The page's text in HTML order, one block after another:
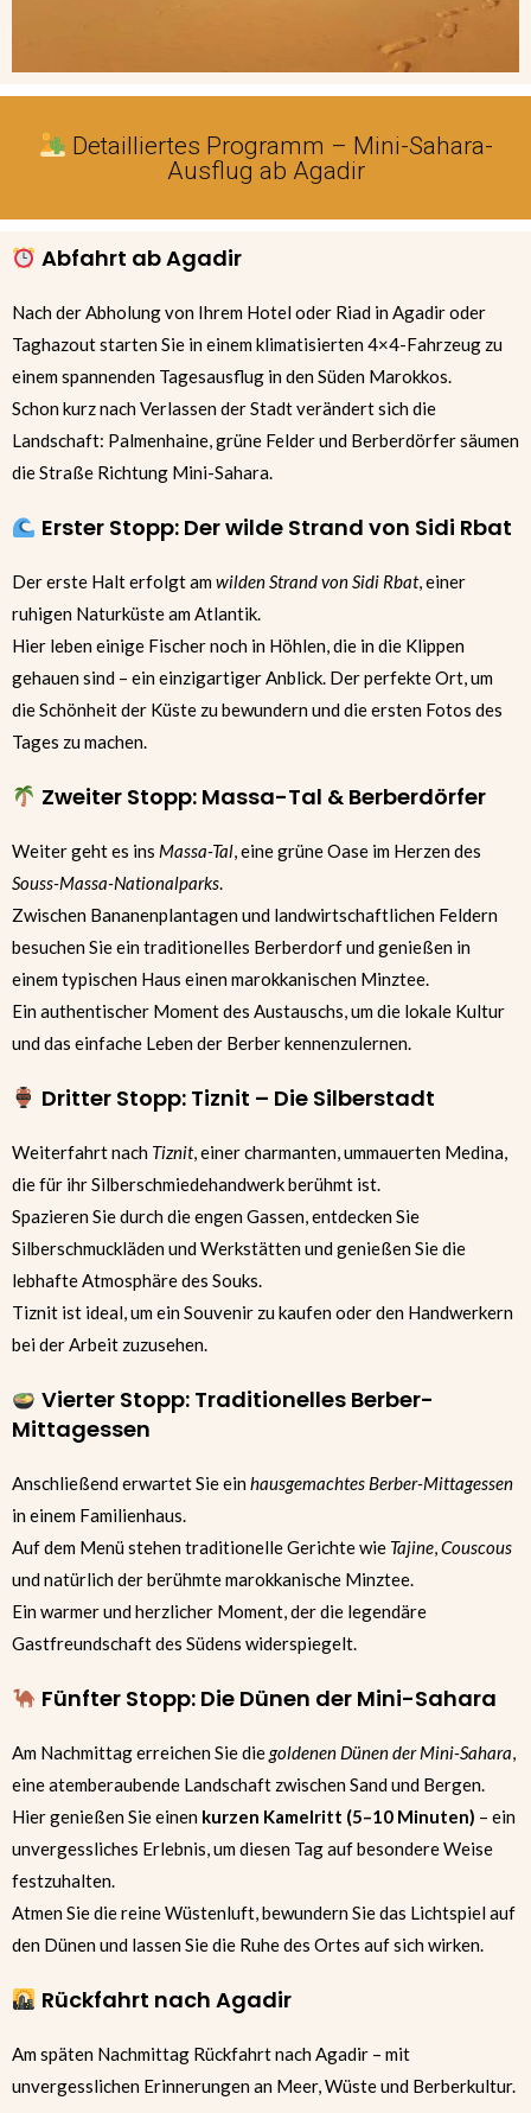
Detailliertes Programm – Mini-Sahara-
Ausflug ab Agadir
Abfahrt ab Agadir
Nach der Abholung von Ihrem Hotel oder Riad in Agadir oder
Taghazout starten Sie in einem klimatisierten 4×4-Fahrzeug zu
einem spannenden Tagesausflug in den Süden Marokkos.
Schon kurz nach Verlassen der Stadt verändert sich die
Landschaft: Palmenhaine, grüne Felder und Berberdörfer säumen
die Straße Richtung Mini-Sahara.
Erster Stopp: Der wilde Strand von Sidi Rbat
Der erste Halt erfolgt amwilden Strand von Sidi Rbat, einer
ruhigen Naturküste am Atlantik.
Hier leben einige Fischer noch in Höhlen, die in die Klippen
gehauen sind – ein einzigartiger Anblick. Der perfekte Ort, um
die Schönheit der Küste zu bewundern und die ersten Fotos des
Tages zu machen.
Zweiter Stopp: Massa-Tal & Berberdörfer
Weiter geht es ins Massa-Tal, eine grüne Oase im Herzen des
Souss-Massa-Nationalparks.
Zwischen Bananenplantagen und landwirtschaftlichen Feldern
besuchen Sie ein traditionelles Berberdorf und genießen in
einem typischen Haus einen marokkanischen Minztee.
Ein authentischer Moment des Austauschs, um die lokale Kultur
und das einfache Leben der Berber kennenzulernen.
Dritter Stopp: Tiznit – Die Silberstadt
Weiterfahrt nach Tiznit, einer charmanten, ummauerten Medina,
die für ihr Silberschmiedehandwerk berühmt ist.
Spazieren Sie durch die engen Gassen, entdecken Sie
Silberschmuckläden und Werkstätten und genießen Sie die
lebhafte Atmosphäre des Souks.
Tiznit ist ideal, um ein Souvenir zu kaufen oder den Handwerkern
bei der Arbeit zuzusehen.
Vierter Stopp: Traditionelles Berber-
Mittagessen
Anschließend erwartet Sie einhausgemachtes Berber-Mittagessen
in einem Familienhaus.
Auf dem Menü stehen traditionelle Gerichte wie Tajine,Couscous
und natürlich der berühmte marokkanische Minztee.
Ein warmer und herzlicher Moment, der die legendäre
Gastfreundschaft des Südens widerspiegelt.
Fünfter Stopp: Die Dünen der Mini-Sahara
Am Nachmittag erreichen Sie diegoldenen Dünen der Mini-Sahara,
eine atemberaubende Landschaft zwischen Sand und Bergen.
Hier genießen Sie einen kurzen Kamelritt (5–10 Minuten) – ein
unvergessliches Erlebnis, um diesen Tag auf besondere Weise
festzuhalten.
Atmen Sie die reine Wüstenluft, bewundern Sie das Lichtspiel auf
den Dünen und lassen Sie die Ruhe des Ortes auf sich wirken.
Rückfahrt nach Agadir
Am späten Nachmittag Rückfahrt nach Agadir – mit
unvergesslichen Erinnerungen an Meer, Wüste und Berberkultur.